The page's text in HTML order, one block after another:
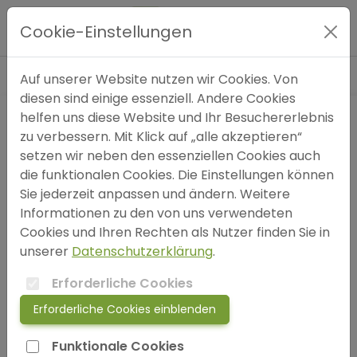
Hauptmenü
Expertensuche
Blog
FAQ
SOS
login
Blog»Coaching»Welche Erkenntnisse aus dem
Blick in die Natur nimmst du mit?
Cookie-Einstellungen
Auf unserer Website nutzen wir Cookies. Von
diesen sind einige essenziell. Andere Cookies
helfen uns diese Website und Ihr Besuchererlebnis
zu verbessern. Mit Klick auf „alle akzeptieren“
setzen wir neben den essenziellen Cookies auch
die funktionalen Cookies. Die Einstellungen können
Sie jederzeit anpassen und ändern. Weitere
Informationen zu den von uns verwendeten
Cookies und Ihren Rechten als Nutzer finden Sie in
unserer Datenschutzerklärung.
Erforderliche Cookies
Erforderliche Cookies einblenden
Funktionale Cookies